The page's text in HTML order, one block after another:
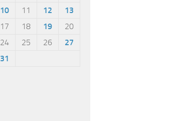
10 11 12
13
17 18 19
20
24 25 26
27
31